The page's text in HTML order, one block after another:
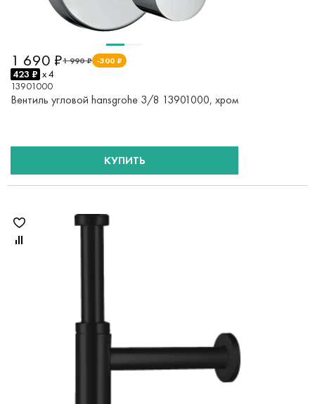
1 990 ₽ -300 ₽
1 690 ₽
423 ₽ x 4
13901000
Вентиль угловой hansgrohe 3/8 13901000, хром
КУПИТЬ